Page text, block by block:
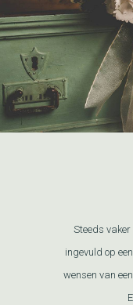
Steeds
ingevuld op
wensen van